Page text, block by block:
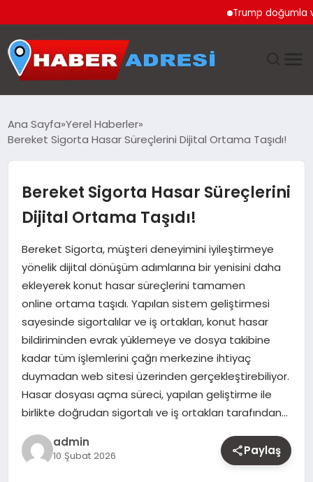
Trump doğumla
GÜNDEM
SPOR
EKONOMI
TEKNOLOJI
EĞITIM
MAGAZIN
YAŞAM
OTOMOBIL
Ana Sayfa Yerel Haberler
Bereket Sigorta Hasar Süreçlerini Dijital Ortama Taşıdı!
Bereket Sigorta Hasar Süreçlerini
Dijital Ortama Taşıdı!
Bereket Sigorta, müşteri deneyimini iyileştirmeye
yönelik dijital dönüşüm adımlarına bir yenisini daha
ekleyerek konut hasar süreçlerini tamamen
online ortama taşıdı. Yapılan sistem geliştirmesi
sayesinde sigortalılar ve iş ortakları, konut hasar
bildiriminden evrak yüklemeye ve dosya takibine
kadar tüm işlemlerini çağrı merkezine ihtiyaç
duymadan web sitesi üzerinden gerçekleştirebiliyor.
Hasar dosyası açma süreci, yapılan geliştirme ile
birlikte doğrudan sigortalı ve iş ortakları tarafından…
admin
10 Şubat 2026 Paylaş